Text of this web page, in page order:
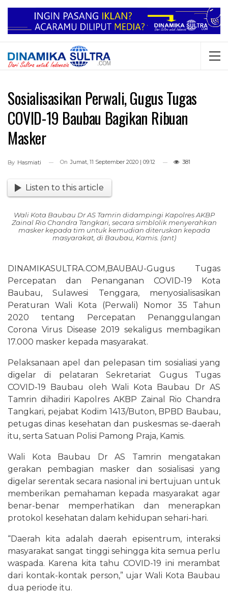
Sosialisasikan Perwali, Gugus Tugas
COVID-19 Baubau Bagikan Ribuan
Masker
By Hasmiati On Jumat, 11 September 2020 | 09:12 381
Listen to this article
Wali Kota Baubau Dr AS Tamrin didampingi Kapolres AKBP
Zainal Rio Chandra Tangkari, secara simblolik menyerahkan
masker kepada tim untuk kemudian diteruskan kepada
masyarakat, di Baubau, Kamis. (ant)
DINAMIKASULTRA.COM,BAUBAU-Gugus Tugas
Percepatan dan Penanganan COVID-19 Kota
Baubau, Sulawesi Tenggara, menyosialisasikan
Peraturan Wali Kota (Perwali) Nomor 35 Tahun
2020 tentang Percepatan Penanggulangan
Corona Virus Disease 2019 sekaligus membagikan
17.000 masker kepada masyarakat.
Pelaksanaan apel dan pelepasan tim sosialiasi yang
digelar di pelataran Sekretariat Gugus Tugas
COVID-19 Baubau oleh Wali Kota Baubau Dr AS
Tamrin dihadiri Kapolres AKBP Zainal Rio Chandra
Tangkari, pejabat Kodim 1413/Buton, BPBD Baubau,
petugas dinas kesehatan dan puskesmas se-daerah
itu, serta Satuan Polisi Pamong Praja, Kamis.
Wali Kota Baubau Dr AS Tamrin mengatakan
gerakan pembagian masker dan sosialisasi yang
digelar serentak secara nasional ini bertujuan untuk
memberikan pemahaman kepada masyarakat agar
benar-benar memperhatikan dan menerapkan
protokol kesehatan dalam kehidupan sehari-hari.
“Daerah kita adalah daerah episentrum, interaksi
masyarakat sangat tinggi sehingga kita semua perlu
waspada. Karena kita tahu COVID-19 ini merambat
dari kontak-kontak person,” ujar Wali Kota Baubau
dua periode itu.